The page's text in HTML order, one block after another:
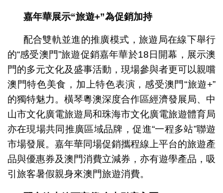
嘉年華展示“旅遊+”為促銷加持
配合雙軌並進的推廣模式，旅遊局在線下舉行
的“感受澳門”旅遊促銷嘉年華於18日開幕，展示澳
門的多元文化及盛事活動，現場參與者更可以親嚐
澳門特色美食，加上特色表演，感受澳門“旅遊+”
的獨特魅力。橫琴粵澳深度合作區經濟發展局、中
山市文化廣電旅遊局和珠海市文化廣電旅遊體育局
亦在現場共同推廣區域品牌，促進“一程多站”聯遊
市場發展。嘉年華同場促銷攜程線上平台的旅遊產
品與優惠券及澳門消費立減券，亦有遊學產品，吸
引旅客暑假親身來澳門旅遊消費。